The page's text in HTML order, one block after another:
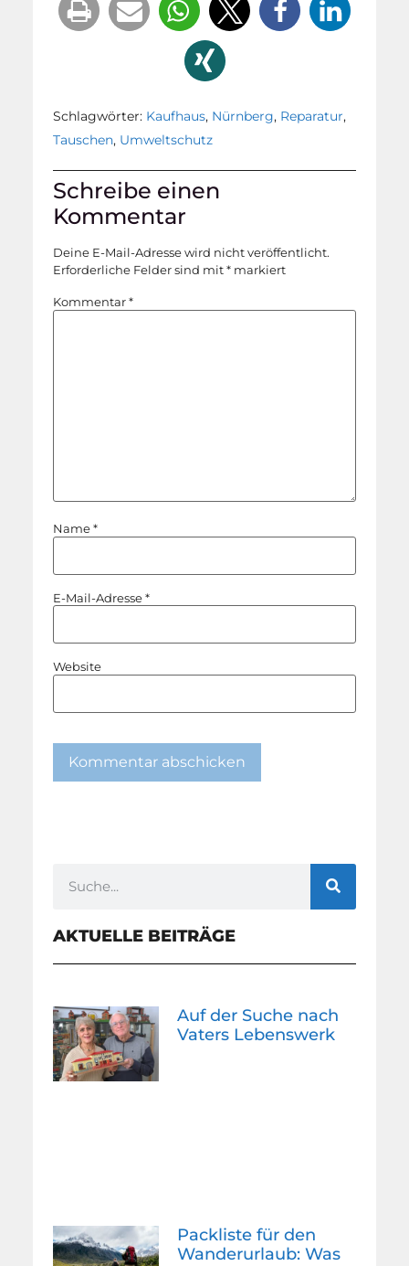
Schlagwörter: Kaufhaus, Nürnberg, Reparatur,
Tauschen, Umweltschutz
Schreibe einen
Kommentar
Deine E-Mail-Adresse wird nicht veröffentlicht.
Erforderliche Felder sind mit* markiert
Kommentar*
Name*
E-Mail-Adresse*
Website
AKTUELLE BEITRÄGE
Auf der Suche nach
Vaters Lebenswerk
Packliste für den
Wanderurlaub: Was